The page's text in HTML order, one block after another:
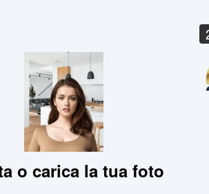
o carica la tua foto